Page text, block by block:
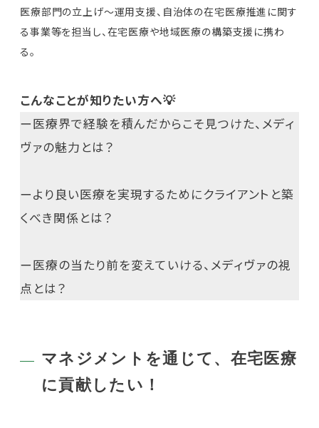
医療部門の立上げ～運用支援、自治体の在宅医療推進に関す
る事業等を担当し、在宅医療や地域医療の構築支援に携わ
る。
こんなことが知りたい方へ💡
ー医療界で経験を積んだからこそ見つけた、メディ
ヴァの魅力とは？
ーより良い医療を実現するためにクライアントと築
くべき関係とは？
ー医療の当たり前を変えていける、メディヴァの視
点とは？
マネジメントを通じて、在宅医療
に貢献したい！